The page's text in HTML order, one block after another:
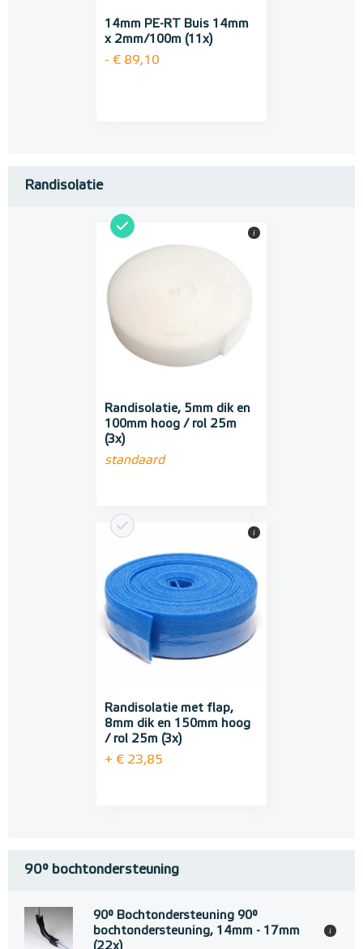
14mm PE-RT Buis 14mm
x 2mm/100m (11x)
- € 89,10
Randisolatie
Randisolatie, 5mm dik en
100mm hoog / rol 25m
(3x)
standaard
i
Randisolatie met flap,
8mm dik en 150mm hoog
/ rol 25m (3x)
+ € 23,85
i
90° bochtondersteuning
90° Bochtondersteuning 90°
bochtondersteuning, 14mm - 17mm
(22x)
i